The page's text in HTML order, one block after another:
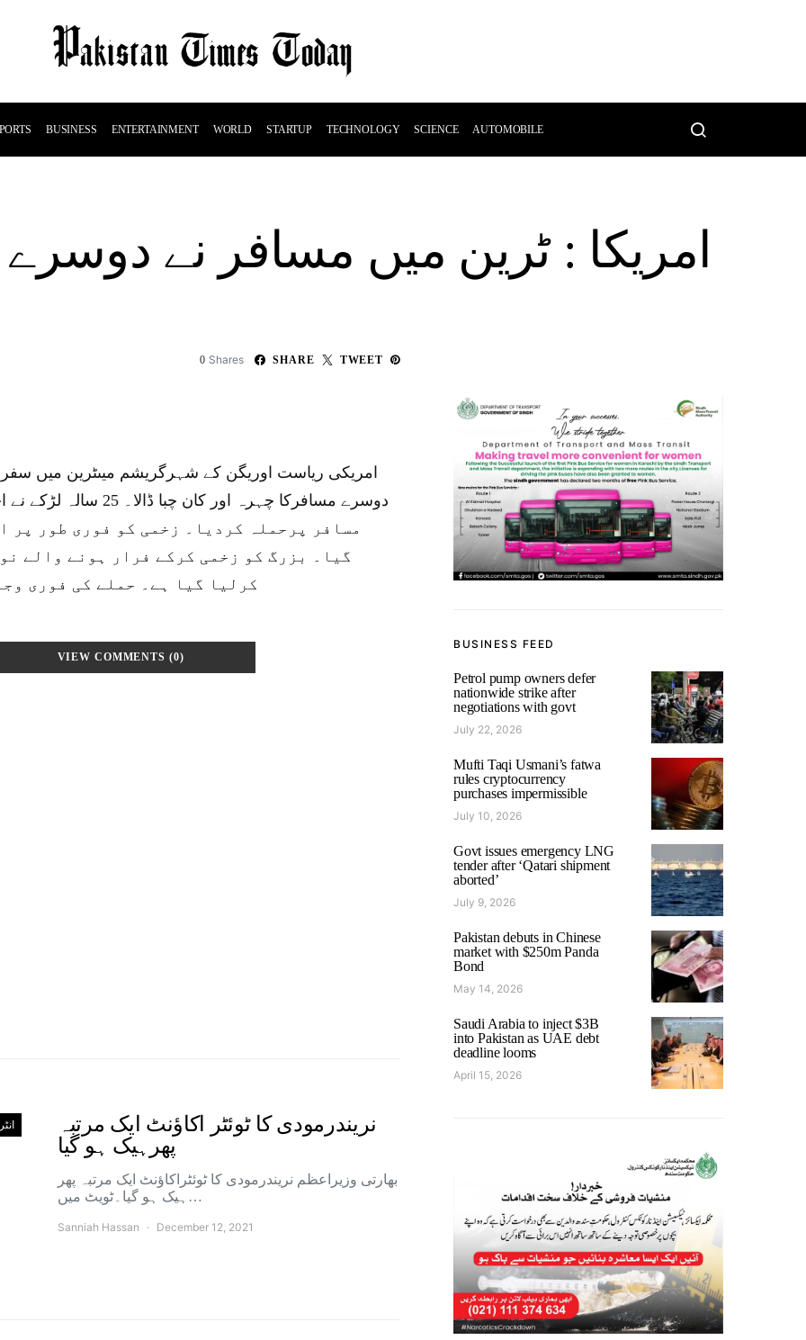
BUSINESS ENTERTAINMENT WORLD STARTUP TECHNOLOGY SCIENCE AUTOMOBILE
امریکا : ٹرین میں مسافر نے
0 Shares SHARE TWEET
امریکی ریاست اوریگن کے شہرگریشم میںٹرین میں سفر
مسافر پرحملہ کردیا۔ زخمی کو فوری طور پر
گیا۔ بزرگ کو زخمی کرکے فرار ہونے والے
کرلیا گیا ہے۔ حملے کی فوری
VIEW COMMENTS (0)
نریندرمودی کا ٹوئٹر اکاؤنٹ ایک مرتبہ
پھرہیک ہو گیا
بھارتی وزیراعظم نریندرمودی کا ٹوئٹراکاؤنٹ ایک مرتبہ پھر
ہیک ہو گیا۔ٹویٹ میں…
Sanniah Hassan December 12, 2021
BUSINESS FEED
Petrol pump owners defer
nationwide strike after
negotiations with govt
July 22, 2026
Mufti Taqi Usmani’s fatwa
rules cryptocurrency
purchases impermissible
July 10, 2026
Govt issues emergency LNG
tender after ‘Qatari shipment
aborted’
July 9, 2026
Pakistan debuts in Chinese
market with $250m Panda
Bond
May 14, 2026
Saudi Arabia to inject $3B
into Pakistan as UAE debt
deadline looms
April 15, 2026